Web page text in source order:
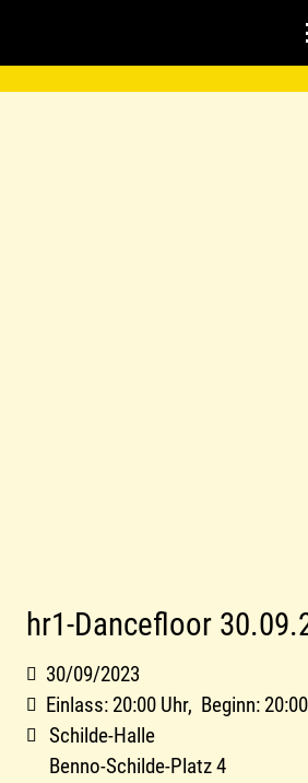
hr1-Dancefloor
30/09/2023
Einlass: 20:00 Uhr, Beginn: 20:00
Schilde-Halle
Benno-Schilde-Platz 4